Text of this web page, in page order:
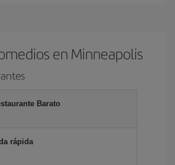
en Minneapolis
Barato
rápida